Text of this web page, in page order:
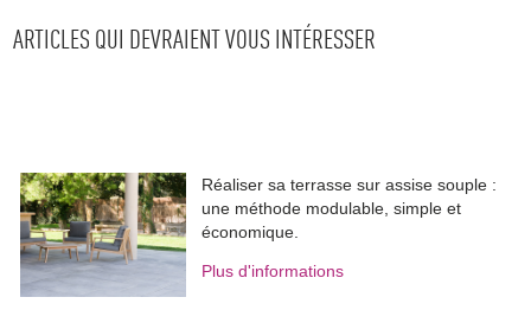
ARTICLES QUI DEVRAIENT VOUS INTÉRESSER
Réaliser sa terrasse sur assise souple :
une méthode modulable, simple et
économique.
Plus d'informations